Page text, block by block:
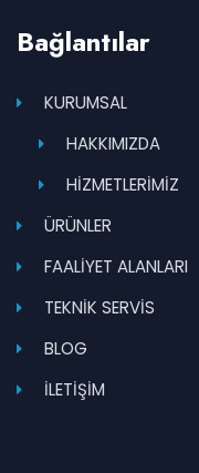
Bağlantılar
KURUMSAL
HAKKIMIZDA
HİZMETLERİMİZ
ÜRÜNLER
FAALİYET ALANLARI
TEKNİK SERVİS
BLOG
İLETİŞİM